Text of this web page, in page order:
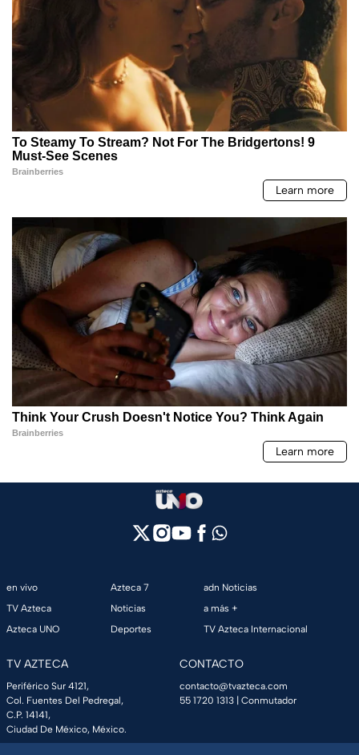
en vivo
TV Azteca
Azteca UNO
Azteca 7
Noticias
Deportes
adn Noticias
a más +
TV Azteca Internacional
TV AZTECA
Periférico Sur 4121,
Col. Fuentes Del Pedregal,
C.P. 14141,
Ciudad De México, México.
CONTACTO
contacto@tvazteca.com
55 1720 1313 | Conmutador